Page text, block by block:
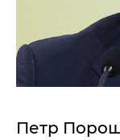
Петр